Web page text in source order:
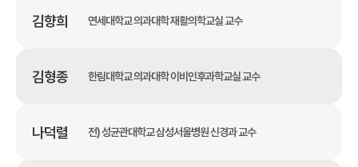
김향희 연세대학교 의과대학 재활의학교실 교수
김형종 한림대학교 의과대학 이비인후과학교실 교수
나덕렬 전) 성균관대학교 삼성서울병원 신경과 교수